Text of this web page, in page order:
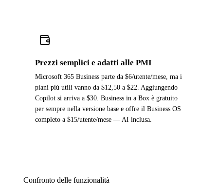
Prezzi semplici e adatti alle PMI
Microsoft 365 Business parte da $6/utente/mese, ma i
piani più utili vanno da $12,50 a $22. Aggiungendo
Copilot si arriva a $30. Business in a Box è gratuito
per sempre nella versione base e offre il Business OS
completo a $15/utente/mese — AI inclusa.
Confronto delle funzionalità